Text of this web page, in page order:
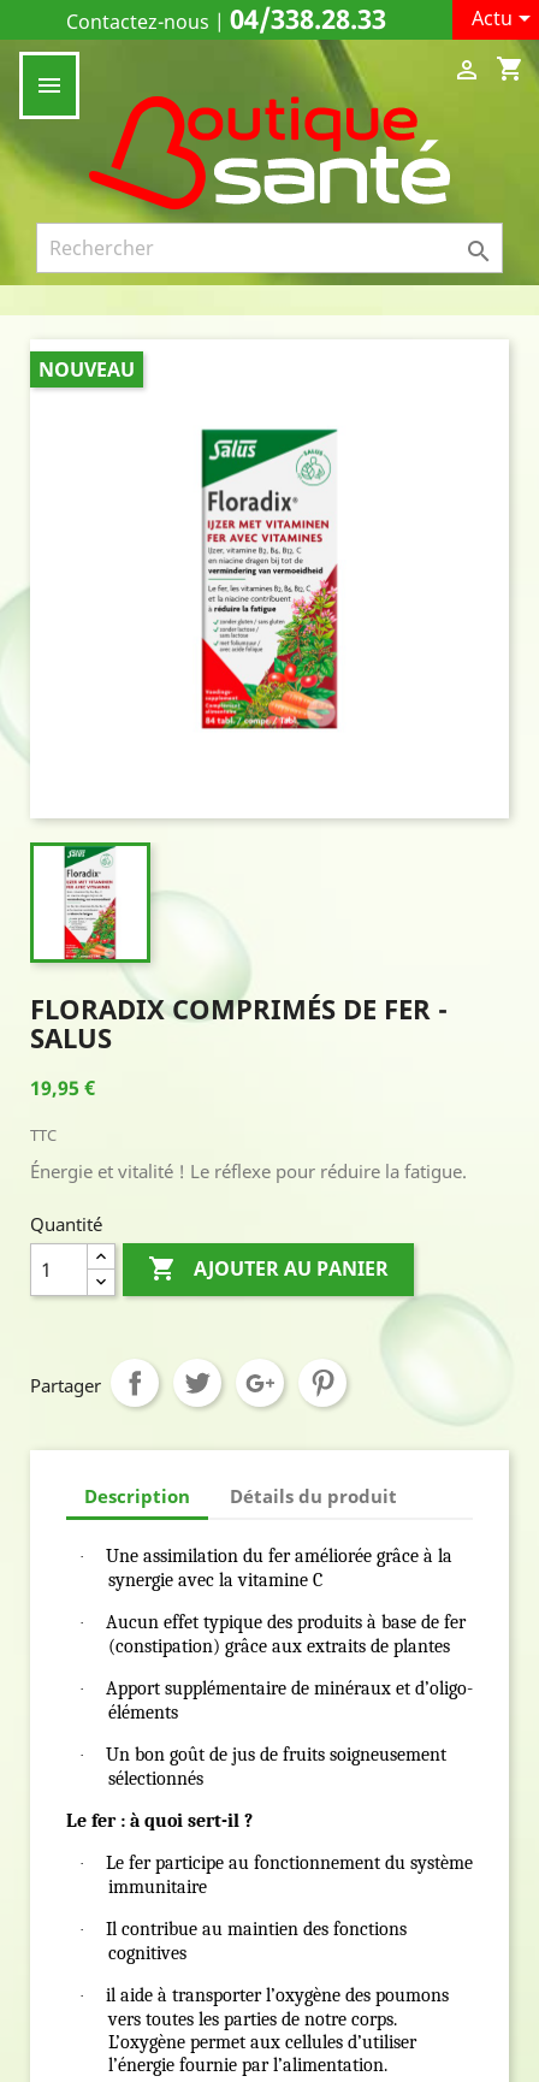
Contactez-nous | 04/338.28.33 Actu

shopping_cart


NOUVEAU
FLORADIX COMPRIMÉS DE FER -
SALUS
19,95 €
TTC
Énergie et vitalité ! Le réflexe pour réduire la fatigue.
Quantité
 AJOUTER AU PANIER
Partager
Description Détails du produit
·
Une assimilation du fer améliorée grâce à la
synergie avec la vitamine C
·
Aucun effet typique des produits à base de fer
(constipation) grâce aux extraits de plantes
·
Apport supplémentaire de minéraux et d’oligo-
éléments
·
Un bon goût de jus de fruits soigneusement
sélectionnés
Le fer : à quoi sert-il ?
·
Le fer participe au fonctionnement du système
immunitaire
·
Il contribue au maintien des fonctions
cognitives
·
il aide à transporter l’oxygène des poumons
vers toutes les parties de notre corps.
L’oxygène permet aux cellules d’utiliser
l’énergie fournie par l’alimentation.